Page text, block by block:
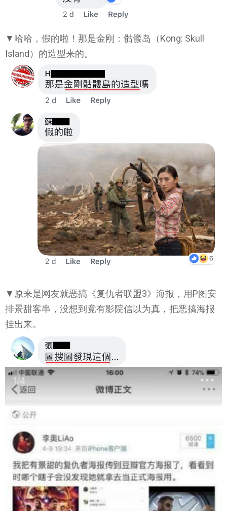
▼哈哈，假的啦！那是金刚：骷髅岛（Kong: Skull
Island）的造型来的。
▼原来是网友就恶搞《复仇者联盟3》海报，用P图安
排景甜客串，没想到竟有影院信以为真，把恶搞海报
挂出来。